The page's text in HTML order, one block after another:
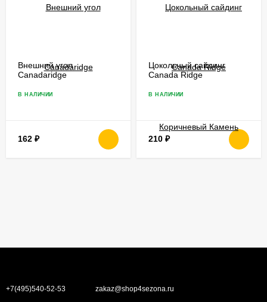
Внешний угол
Саnadaridge
В НАЛИЧИИ
162 ₽
Цокольный сайдинг
Саnada Ridge
В НАЛИЧИИ
210 ₽
+7(495)540-52-53 zakaz@shop4sezona.ru